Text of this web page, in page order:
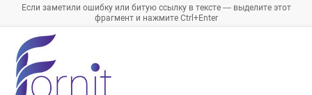
Если заметили ошибку или битую ссылку в тексте — выделите этот
фрагмент и нажмите Ctrl+Enter